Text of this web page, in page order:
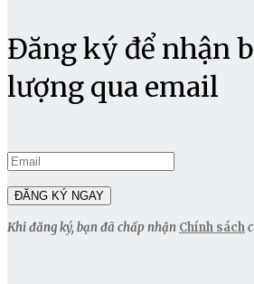
Đăng ký để nhận
lượng qua email
Khi đăng ký, bạn đã chấp nhận Chính sách